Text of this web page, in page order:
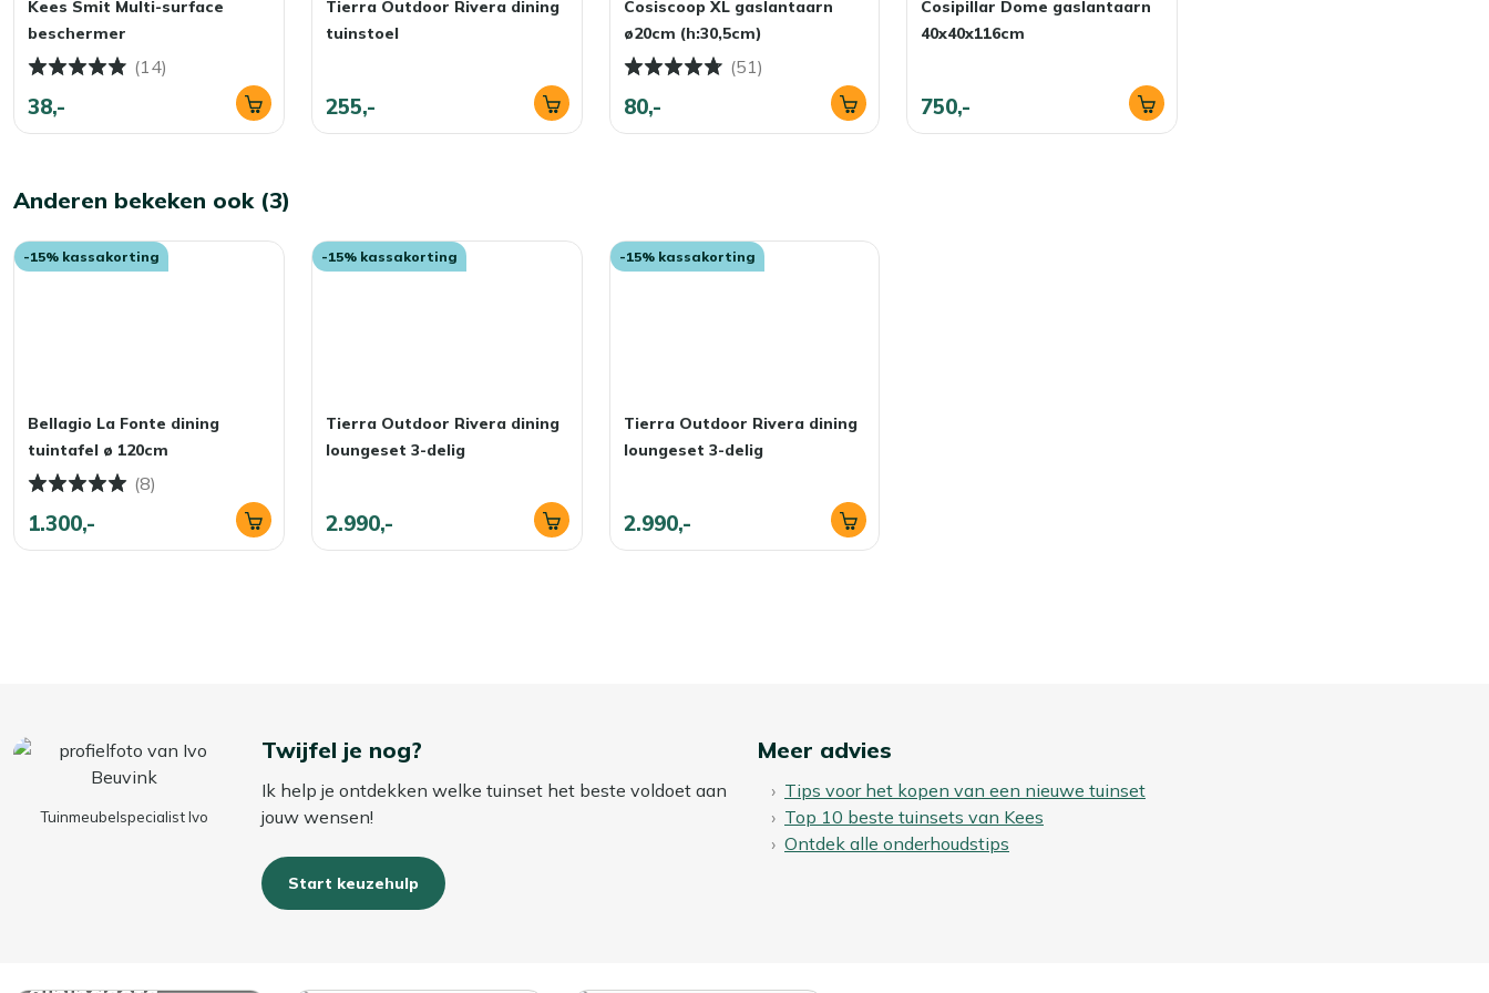
Ons advies? Bewaar ze in de herfst en winter binnen of in een waterdichte opbergbox. Zo blijven je kussens fris,
droog en altijd klaar voor gebruik!
Kees Smit Multi-surface
beschermer
(14)
38,-
Tierra Outdoor Rivera dining
tuinstoel
255,-
Cosiscoop XL gaslantaarn
ø20cm (h:30,5cm)
(51)
80,-
Cosipillar Dome gaslantaarn
40x40x116cm
750,-
Anderen bekeken ook (3)
-15% kassakorting
Bellagio La Fonte dining
tuintafel ø 120cm
(8)
1.300,-
-15% kassakorting
Tierra Outdoor Rivera dining
loungeset 3-delig
2.990,-
-15% kassakorting
Tierra Outdoor Rivera dining
loungeset 3-delig
2.990,-
Tuinmeubelspecialist Ivo
Twijfel je nog?
Ik help je ontdekken welke tuinset het beste voldoet aan
jouw wensen!
Start keuzehulp
Meer advies
Tips voor het kopen van een nieuwe tuinset
Top 10 beste tuinsets van Kees
Ontdek alle onderhoudstips